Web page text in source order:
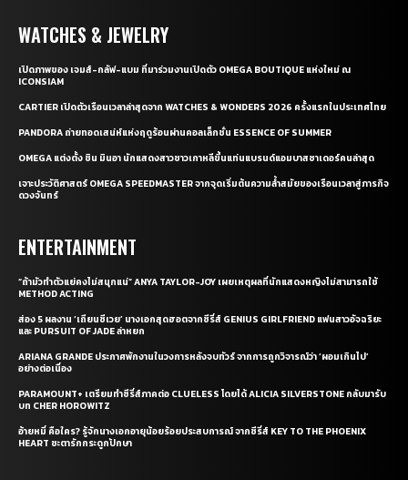
WATCHES & JEWELRY
เปิดภาพของ เจมส์-กลัฟ-แบม ที่มาร่วมงานเปิดตัว OMEGA BOUTIQUE แห่งใหม่ ณ
ICONSIAM
CARTIER เปิดตัวเรือนเวลาล่าสุดจาก WATCHES & WONDERS 2026 ครั้งแรกในประเทศไทย
PANDORA ถ่ายทอดเสน่ห์แห่งฤดูร้อนผ่านคอลเล็กชั่น ESSENCE OF SUMMER
OMEGA แต่งตั้ง ชิน มินอา นักแสดงสาวชาวเกาหลีขึ้นแท่นแบรนด์แอมบาสซาเดอร์คนล่าสุด
เจาะประวัติศาสตร์ OMEGA SPEEDMASTER จากจุดเริ่มต้นความล้ำสมัยของเรือนเวลาสู่ภารกิจ
ดวงจันทร์
ENTERTAINMENT
“ถ้ามัวทำตัวแย่คงไม่สนุกแน่” ANYA TAYLOR-JOY เผยเหตุผลที่นักแสดงหญิงไม่สามารถใช้
METHOD ACTING
ส่อง 5 ผลงาน ‘เถียนซีเวย’ นางเอกสุดฮอตจากซีรี่ส์ GENIUS GIRLFRIEND แฟนสาวอัจฉริยะ
และ PURSUIT OF JADE ล่าหยก
ARIANA GRANDE ประกาศพักงานในวงการหลังจบทัวร์ จากการถูกวิจารณ์ว่า ‘ผอมเกินไป’
อย่างต่อเนื่อง
PARAMOUNT+ เตรียมทำซีรี่ส์ภาคต่อ CLUELESS โดยได้ ALICIA SILVERSTONE กลับมารับ
บท CHER HOROWITZ
อ้ายหมี่ คือใคร? รู้จักนางเอกอายุน้อยร้อยประสบการณ์ จากซีรี่ส์ KEY TO THE PHOENIX
HEART ชะตารักกระดูกปักษา